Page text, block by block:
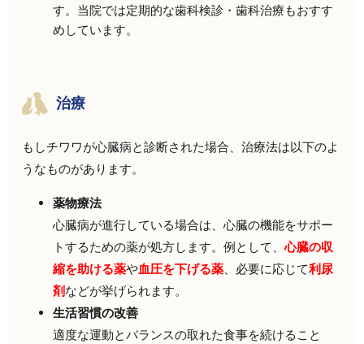
す。当院では定期的な歯科検診・歯科治療もおすす
めしています。
治療
もしチワワが心臓病と診断された場合、治療法は以下のよ
うなものがあります。
薬物療法
心臓病が進行している場合は、心臓の機能をサポー
トするための薬が処方します。例として、心臓の収
縮を助ける薬や血圧を下げる薬、必要に応じて利尿
剤などが挙げられます。
生活習慣の改善
適度な運動とバランスの取れた食事を続けること